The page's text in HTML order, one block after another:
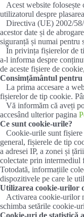
Acest website folosește
utilizatorul despre
Directiva (UE) 2002/58/
acestor date și de
siguranță și numai pentru
În privința fișierelor de
a-l informa despre
de aceste fișiere de
Consimțământul
La prima accesare a
fișierelor de tip cookie.
Vă informăm că aveți
accesând ulterior pagina
Ce sunt cookie-urile?
Cookie-urile sunt fișiere
general, fișierele de tip
a adresei IP, a zonei și
colectate prin intermediul
Totodată, informațiile
dispozitivele pe care le
Utilizarea cookie-urilor
Activarea cookie-urilor
schimba setările cookie-
Cookie-uri de statistică